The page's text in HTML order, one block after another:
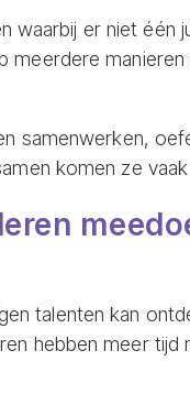
er niet één
samenwerken,
komen ze
talenten kan
hebben meer